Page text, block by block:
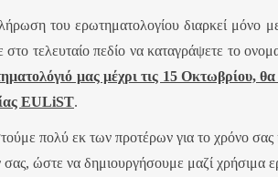
του ερωτηματολογίου διαρκεί μόνο
στο τελευταίο πεδίο να καταγράψετε το
μας μέχρι τις 15 Οκτωβρίου,
EULiST.
πολύ εκ των προτέρων για το χρόνο
ώστε να δημιουργήσουμε μαζί χρήσιμα